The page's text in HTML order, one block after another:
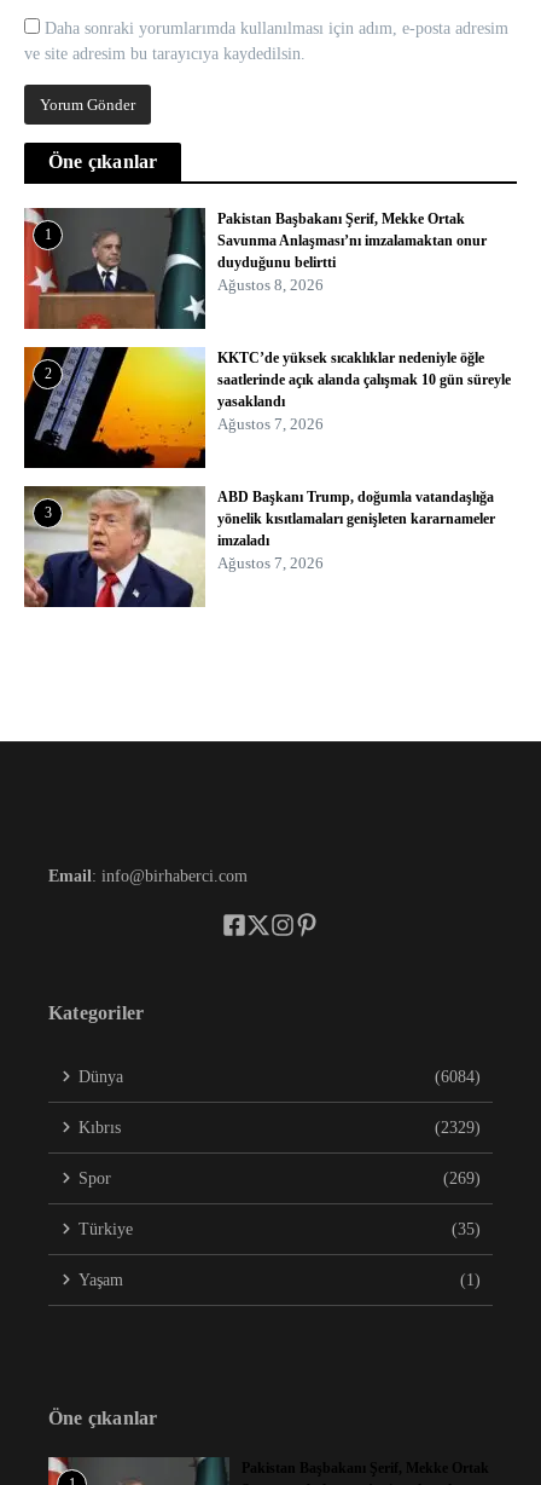
Daha sonraki yorumlarımda kullanılması için adım, e-posta adresim
ve site adresim bu tarayıcıya kaydedilsin.
Öne çıkanlar
1
Pakistan Başbakanı Şerif, Mekke Ortak
Savunma Anlaşması’nı imzalamaktan onur
duyduğunu belirtti
Ağustos 8, 2026
2
KKTC’de yüksek sıcaklıklar nedeniyle öğle
saatlerinde açık alanda çalışmak 10 gün süreyle
yasaklandı
Ağustos 7, 2026
3
ABD Başkanı Trump, doğumla vatandaşlığa
yönelik kısıtlamaları genişleten kararnameler
imzaladı
Ağustos 7, 2026
Email : info@birhaberci.com
Kategoriler
Dünya (6084)
Kıbrıs (2329)
Spor (269)
Türkiye (35)
Yaşam (1)
Öne çıkanlar
Pakistan Başbakanı Şerif, Mekke Ortak